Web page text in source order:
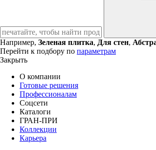
Например, Зеленая плитка, Для стен,
Перейти к подбору по параметрам
Закрыть
О компании
Готовые решения
Профессионалам
Соцсети
Каталоги
ГРАН-ПРИ
Коллекции
Карьера